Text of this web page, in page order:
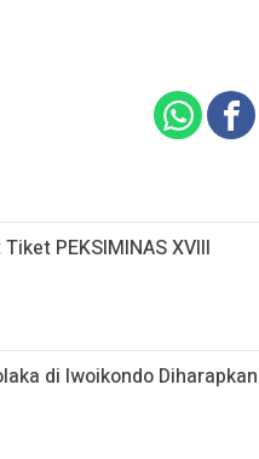
PEKSIMINAS XVIII
di Iwoikondo Diharapkan